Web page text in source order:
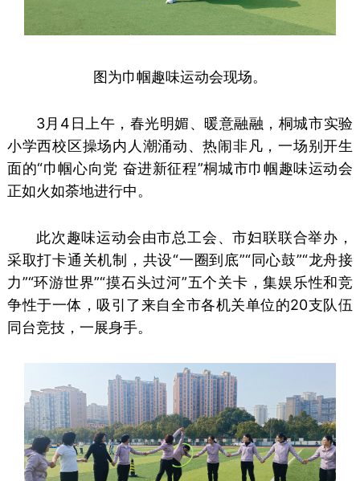
图为巾帼趣味运动会现场。
3月4日上午，春光明媚、暖意融融，桐城市实验
小学西校区操场内人潮涌动、热闹非凡，一场别开生
面的“巾帼心向党 奋进新征程”桐城市巾帼趣味运动会
正如火如荼地进行中。
此次趣味运动会由市总工会、市妇联联合举办，
采取打卡通关机制，共设“一圈到底”“同心鼓”“龙舟接
力”“环游世界”“摸石头过河”五个关卡，集娱乐性和竞
争性于一体，吸引了来自全市各机关单位的20支队伍
同台竞技，一展身手。